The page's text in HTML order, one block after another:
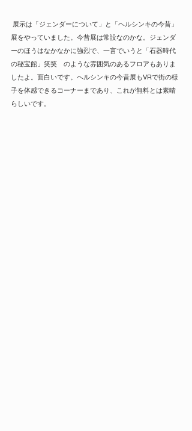
展をやっていました。今昔展は常設なのかな。ジェンダ
ーのほうはなかなかに強烈で、一言でいうと「石器時代
の秘宝館」笑笑　のような雰囲気のあるフロアもありま
したよ。面白いです。ヘルシンキの今昔展もVRで街の様
子を体感できるコーナーまであり、これが無料とは素晴
らしいです。